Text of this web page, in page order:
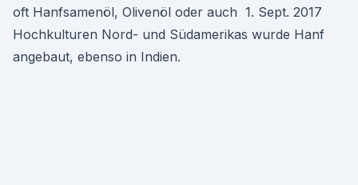
oft Hanfsamenöl, Olivenöl oder auch 1. Sept. 2017
Hochkulturen Nord- und Südamerikas wurde Hanf
angebaut, ebenso in Indien.